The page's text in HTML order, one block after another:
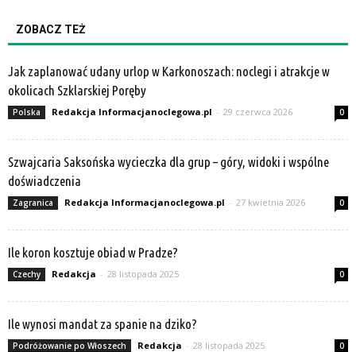
ZOBACZ TEŻ
Jak zaplanować udany urlop w Karkonoszach: noclegi i atrakcje w
okolicach Szklarskiej Poręby
Polska Redakcja Informacjanoclegowa.pl - 29 czerwca 2026 0
Szwajcaria Saksońska wycieczka dla grup – góry, widoki i wspólne
doświadczenia
Zagranica Redakcja Informacjanoclegowa.pl - 27 kwietnia 2026 0
Ile koron kosztuje obiad w Pradze?
Czechy Redakcja - 28 listopada 2025 0
Ile wynosi mandat za spanie na dziko?
Podróżowanie po Włoszech Redakcja - 28 listopada 2025 0